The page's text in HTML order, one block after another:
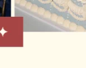
мог
месяца